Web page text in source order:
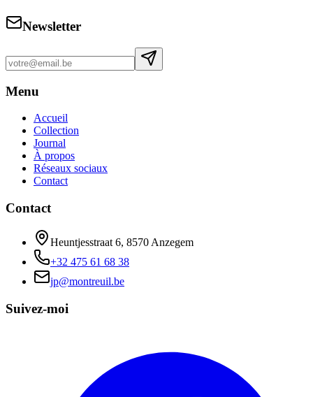
Newsletter
Menu
Accueil
Collection
Journal
À propos
Réseaux sociaux
Contact
Contact
Heuntjesstraat 6, 8570 Anzegem
+32 475 61 68 38
jp@montreuil.be
Suivez-moi